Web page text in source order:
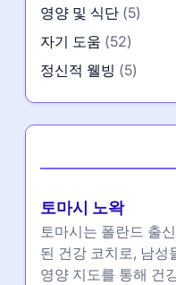
영양 및 식단 (5)
자기 도움 (52)
정신적 웰빙 (5)
토마시 노왁
토마시는 폴란드 출
된 건강 코치로, 남성
영양 지도를 통해 건